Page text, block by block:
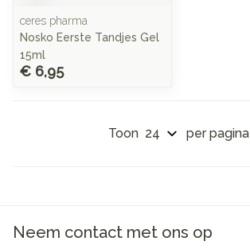
ceres pharma
Nosko Eerste Tandjes Gel
15ml
€ 6,95
Toon per pagina
Neem contact met ons op